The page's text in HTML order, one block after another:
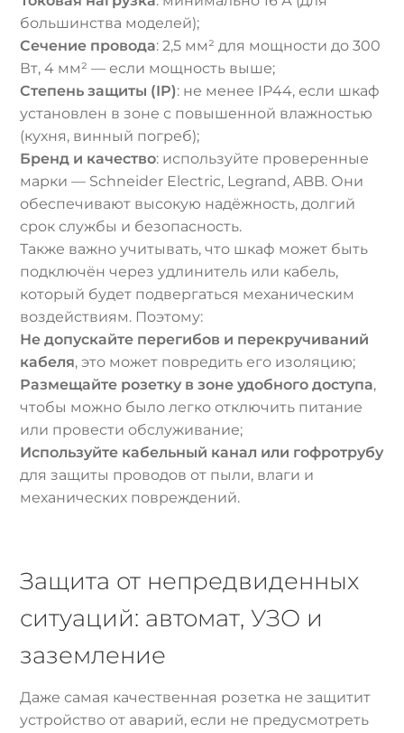
большинства моделей);
Сечение провода: 2,5 мм² для мощности до 300
Вт, 4 мм² — если мощность выше;
Степень защиты (IP): не менее IP44, если шкаф
установлен в зоне с повышенной влажностью
(кухня, винный погреб);
Бренд и качество: используйте проверенные
марки — Schneider Electric, Legrand, ABB. Они
обеспечивают высокую надёжность, долгий
срок службы и безопасность.
Также важно учитывать, что шкаф может быть
подключён через удлинитель или кабель,
который будет подвергаться механическим
воздействиям. Поэтому:
Не допускайте перегибов и перекручиваний
кабеля, это может повредить его изоляцию;
Размещайте розетку в зоне удобного доступа,
чтобы можно было легко отключить питание
или провести обслуживание;
Используйте кабельный канал или гофротрубу
для защиты проводов от пыли, влаги и
механических повреждений.
Защита от непредвиденных
ситуаций: автомат, УЗО и
заземление
Даже самая качественная розетка не защитит
устройство от аварий, если не предусмотреть